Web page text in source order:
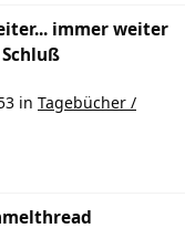
immer weiter
in Tagebücher /